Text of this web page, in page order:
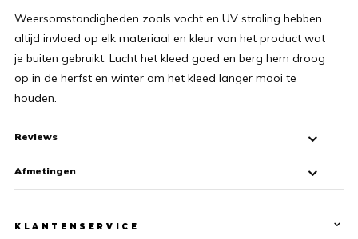
Weersomstandigheden zoals vocht en UV straling hebben
altijd invloed op elk materiaal en kleur van het product wat
je buiten gebruikt. Lucht het kleed goed en berg hem droog
op in de herfst en winter om het kleed langer mooi te
houden.
Reviews
Afmetingen
KLANTENSERVICE